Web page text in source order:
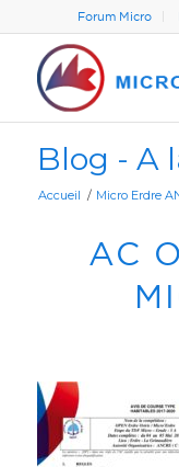
Forum Micro
Blog - A
Accueil / Micro Erdre
AC